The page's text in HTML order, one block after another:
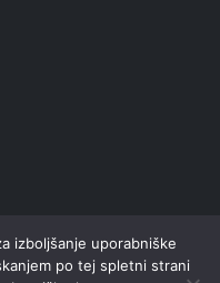
izboljšanje uporabniške
po tej spletni strani